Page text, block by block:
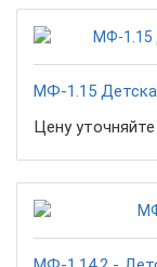
МФ-1.15
Цену уточняйте